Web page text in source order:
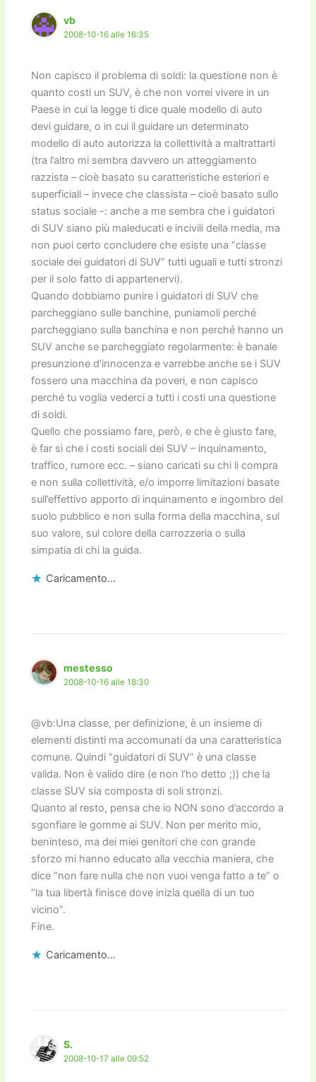
vb
2008-10-16 alle 16:35
Non capisco il problema di soldi: la questione non è
quanto costi un SUV, è che non vorrei vivere in un
Paese in cui la legge ti dice quale modello di auto
devi guidare, o in cui il guidare un determinato
modello di auto autorizza la collettività a maltrattarti
(tra l’altro mi sembra davvero un atteggiamento
razzista – cioè basato su caratteristiche esteriori e
superficiali – invece che classista – cioè basato sullo
status sociale -: anche a me sembra che i guidatori
di SUV siano più maleducati e incivili della media, ma
non puoi certo concludere che esiste una “classe
sociale dei guidatori di SUV” tutti uguali e tutti stronzi
per il solo fatto di appartenervi).
Quando dobbiamo punire i guidatori di SUV che
parcheggiano sulle banchine, puniamoli perché
parcheggiano sulla banchina e non perché hanno un
SUV anche se parcheggiato regolarmente: è banale
presunzione d’innocenza e varrebbe anche se i SUV
fossero una macchina da poveri, e non capisco
perché tu voglia vederci a tutti i costi una questione
di soldi.
Quello che possiamo fare, però, e che è giusto fare,
è far sì che i costi sociali dei SUV – inquinamento,
traffico, rumore ecc. – siano caricati su chi li compra
e non sulla collettività, e/o imporre limitazioni basate
sull’effettivo apporto di inquinamento e ingombro del
suolo pubblico e non sulla forma della macchina, sul
suo valore, sul colore della carrozzeria o sulla
simpatia di chi la guida.
Caricamento...
mestesso
2008-10-16 alle 18:30
@vb:Una classe, per definizione, è un insieme di
elementi distinti ma accomunati da una caratteristica
comune. Quindi “guidatori di SUV” è una classe
valida. Non è valido dire (e non l’ho detto ;)) che la
classe SUV sia composta di soli stronzi.
Quanto al resto, pensa che io NON sono d’accordo a
sgonfiare le gomme ai SUV. Non per merito mio,
beninteso, ma dei miei genitori che con grande
sforzo mi hanno educato alla vecchia maniera, che
dice “non fare nulla che non vuoi venga fatto a te” o
“la tua libertà finisce dove inizia quella di un tuo
vicino”.
Fine.
Caricamento...
S.
2008-10-17 alle 09:52